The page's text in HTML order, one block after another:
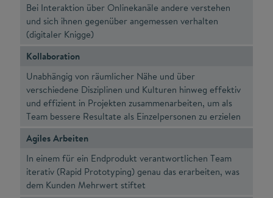
Bei Interaktion über Onlinekanäle andere verstehen
und sich ihnen gegenüber angemessen verhalten
(digitaler Knigge)
Kollaboration
Unabhängig von räumlicher Nähe und über
verschiedene Disziplinen und Kulturen hinweg effektiv
und effizient in Projekten zusammenarbeiten, um als
Team bessere Resultate als Einzelpersonen zu erzielen
Agiles Arbeiten
In einem für ein Endprodukt verantwortlichen Team
iterativ (Rapid Prototyping) genau das erarbeiten, was
dem Kunden Mehrwert stiftet